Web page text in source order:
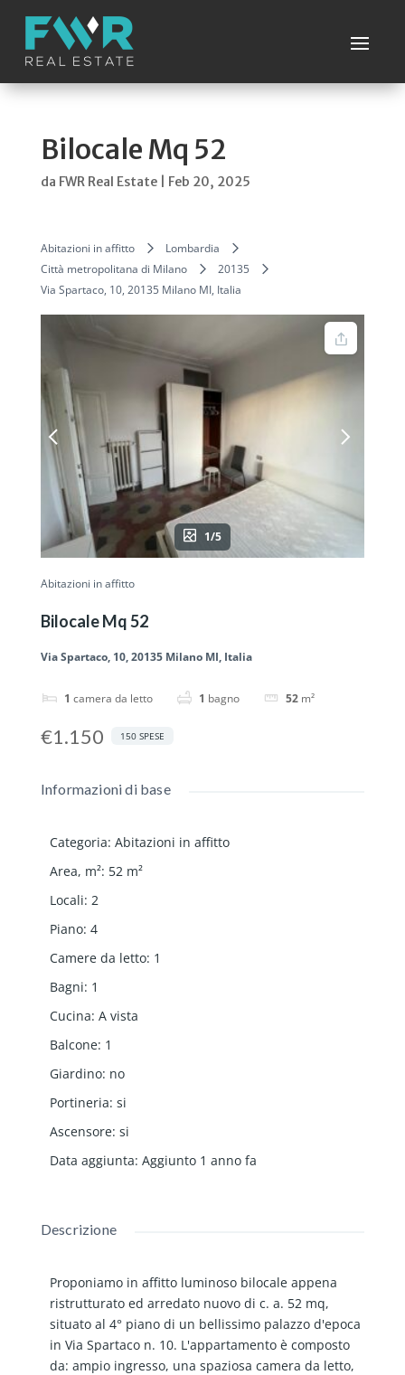
Bilocale Mq 52
da FWR Real Estate| Feb 20, 2025
Abitazioni in affitto
Lombardia
Città metropolitana di Milano
20135
Via Spartaco, 10, 20135 Milano MI, Italia
1/5
Abitazioni in affitto
Bilocale Mq 52
Via Spartaco, 10, 20135 Milano MI, Italia
1 camera da letto 1 bagno 52 m²
€1.150 150 SPESE
Informazioni di base
Categoria: Abitazioni in affitto
Area, m²: 52 m²
Locali: 2
Piano: 4
Camere da letto: 1
Bagni: 1
Cucina: A vista
Balcone: 1
Giardino: no
Portineria: si
Ascensore: si
Data aggiunta: Aggiunto 1 anno fa
Descrizione
Proponiamo in affitto luminoso bilocale appena
ristrutturato ed arredato nuovo di c. a. 52 mq,
situato al 4° piano di un bellissimo palazzo d'epoca
in Via Spartaco n. 10. L'appartamento è composto
da: ampio ingresso, una spaziosa camera da letto,